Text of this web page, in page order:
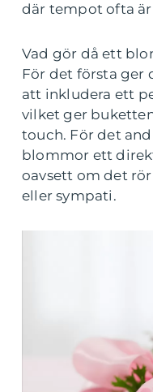
där tempot ofta
Vad gör då ett
För det första ger
att inkludera ett
vilket ger
touch. För det
blommor ett
oavsett om det
eller sympati.